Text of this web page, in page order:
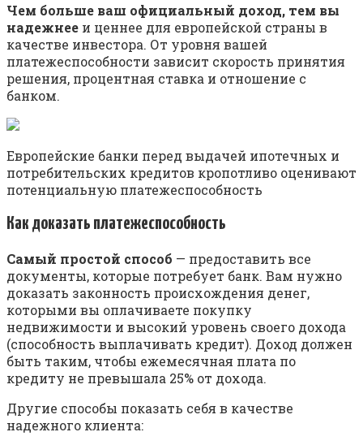
Чем больше ваш официальный доход, тем вы
надежнее и ценнее для европейской страны в
качестве инвестора. От уровня вашей
платежеспособности зависит скорость принятия
решения, процентная ставка и отношение с
банком.
Европейские банки перед выдачей ипотечных и
потребительских кредитов кропотливо оценивают
потенциальную платежеспособность
Как доказать платежеспособность
Самый простой способ — предоставить все
документы, которые потребует банк. Вам нужно
доказать законность происхождения денег,
которыми вы оплачиваете покупку
недвижимости и высокий уровень своего дохода
(способность выплачивать кредит). Доход должен
быть таким, чтобы ежемесячная плата по
кредиту не превышала 25% от дохода.
Другие способы показать себя в качестве
надежного клиента: